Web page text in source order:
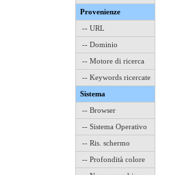
Provenienze
-- URL
-- Dominio
-- Motore di ricerca
-- Keywords ricercate
Sistema
-- Browser
-- Sistema Operativo
-- Ris. schermo
-- Profondità colore